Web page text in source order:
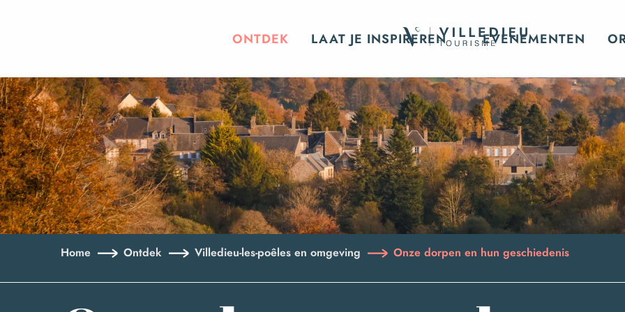
ONTDEK LAAT JE INSPIREREN EVENEMENTEN
Home Ontdek Villedieu-les-poêles en omgeving Onze dorpen en hun geschiedenis